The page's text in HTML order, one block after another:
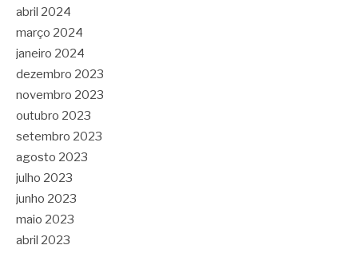
abril 2024
março 2024
janeiro 2024
dezembro 2023
novembro 2023
outubro 2023
setembro 2023
agosto 2023
julho 2023
junho 2023
maio 2023
abril 2023